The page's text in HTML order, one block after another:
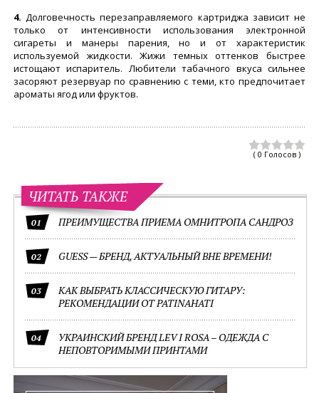
4.Долговечность перезаправляемого картриджа зависит не
только от интенсивности использования электронной
сигареты и манеры парения, но и от характеристик
используемой жидкости. Жижи темных оттенков быстрее
истощают испаритель. Любители табачного вкуса сильнее
засоряют резервуар по сравнению с теми, кто предпочитает
ароматы ягод или фруктов.
( 0 Голосов )
ЧИТАТЬ ТАКЖЕ
01 ПРЕИМУЩЕСТВА ПРИЕМА ОМНИТРОПА САНДРОЗ
02 GUESS — БРЕНД, АКТУАЛЬНЫЙ ВНЕ ВРЕМЕНИ!
03
КАК ВЫБРАТЬ КЛАССИЧЕСКУЮ ГИТАРУ:
РЕКОМЕНДАЦИИ ОТ PATINAHATI
04
УКРАИНСКИЙ БРЕНД LEV I ROSA – ОДЕЖДА С
НЕПОВТОРИМЫМИ ПРИНТАМИ